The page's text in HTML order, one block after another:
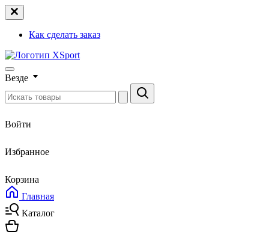
Как сделать заказ
Везде
Войти
Избранное
Корзина
Главная
Каталог